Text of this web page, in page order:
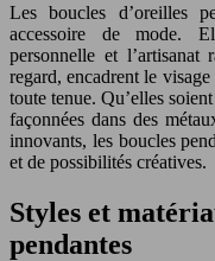
Les boucles d’oreilles
accessoire de mode.
personnelle et
regard, encadrent le
toute tenue. Qu’elles
façonnées dans des
innovants, les boucles
et de possibilités créatives.
Styles et
pendantes